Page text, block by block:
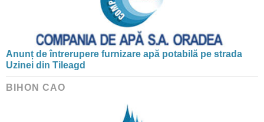
Anunț de întrerupere furnizare apă potabilă pe strada
Uzinei din Tileagd
BIHON CAO